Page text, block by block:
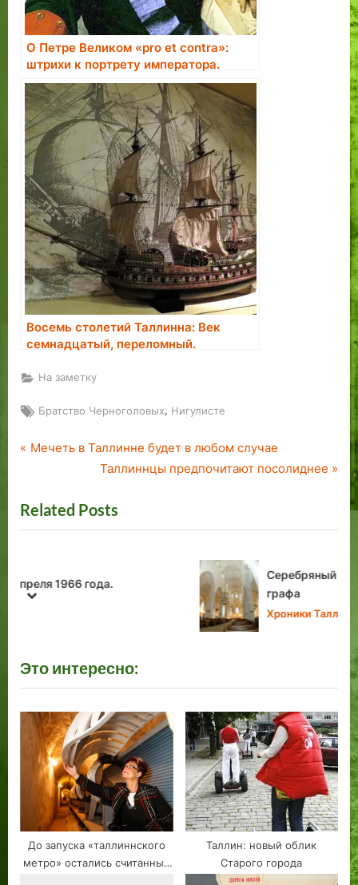
О Петре Великом «pro et contra»:
штрихи к портрету императора.
Восемь столетий Таллинна: Век
семнадцатый, переломный.
На заметку
Tags:
Братство Черноголовых, Нигулисте
Навигация
записям
P
v
i
s
t
Мечеть в Таллинне будет в любом случае
N
x
t
s
Таллиннцы предпочитают посолиднее
Related Posts
Серебряный попугай для Майского
Хроники Таллина
prev
next
Это интересно:
До запуска «таллиннского
метро» остались считанные
Таллин: новый облик
Старого города